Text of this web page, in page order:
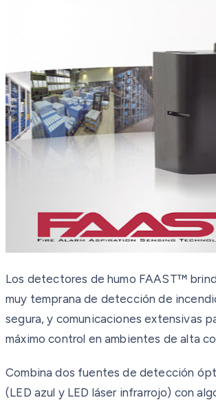
Los detectores de humo FAAST™
muy temprana de detección de
segura, y comunicaciones extensivas
máximo control en ambientes de alta
Combina dos fuentes de detección
(LED azul y LED láser infrarrojo) con